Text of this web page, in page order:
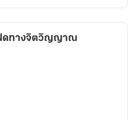
ดทางจิตวิญญาณ